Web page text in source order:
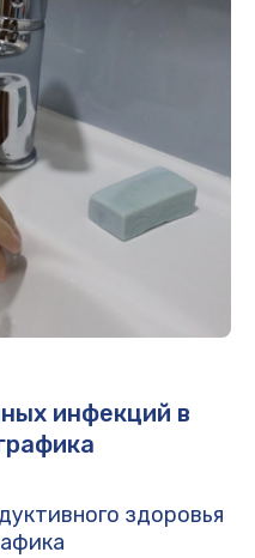
инфекций в
здоровья